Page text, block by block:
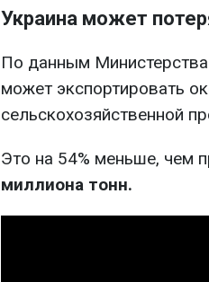
Украина может
По данным Министерства
может экспортировать
сельскохозяйственной
Это на 54% меньше, чем
миллиона тонн.